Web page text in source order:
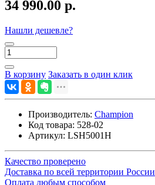
34 990.00 р.
Нашли дешевле?
В корзину Заказать в один клик
Производитель: Champion
Код товара: 528-02
Артикул: LSH5001H
Качество проверено
Доставка по всей территории России
Оплата любым способом